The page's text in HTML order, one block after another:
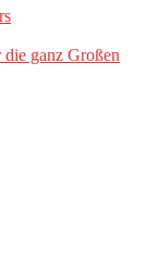
ganz Großen